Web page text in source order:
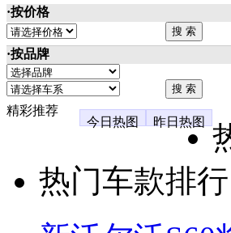
·按价格
·按品牌
精彩推荐
今日热图
昨日热图
热门车款排行